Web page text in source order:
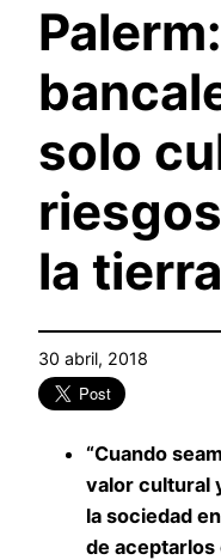
solo
la
30 abril, 2018
“Cuando
valor cultural
la sociedad
de